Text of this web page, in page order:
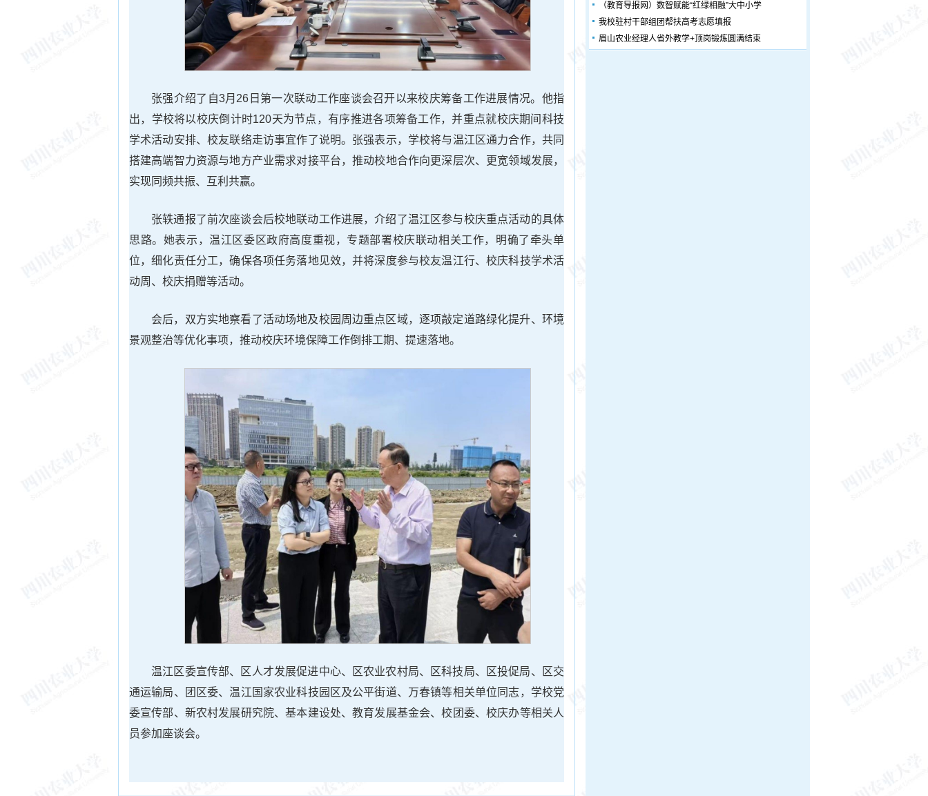
张强介绍了自3月26日第一次联动工作座谈会召开以来校庆筹备工作进展情况。他指
出，学校将以校庆倒计时120天为节点，有序推进各项筹备工作，并重点就校庆期间科技
学术活动安排、校友联络走访事宜作了说明。张强表示，学校将与温江区通力合作，共同
搭建高端智力资源与地方产业需求对接平台，推动校地合作向更深层次、更宽领域发展，
实现同频共振、互利共赢。
张轶通报了前次座谈会后校地联动工作进展，介绍了温江区参与校庆重点活动的具体
思路。她表示，温江区委区政府高度重视，专题部署校庆联动相关工作，明确了牵头单
位，细化责任分工，确保各项任务落地见效，并将深度参与校友温江行、校庆科技学术活
动周、校庆捐赠等活动。
会后，双方实地察看了活动场地及校园周边重点区域，逐项敲定道路绿化提升、环境
景观整治等优化事项，推动校庆环境保障工作倒排工期、提速落地。
温江区委宣传部、区人才发展促进中心、区农业农村局、区科技局、区投促局、区交
通运输局、团区委、温江国家农业科技园区及公平街道、万春镇等相关单位同志，学校党
委宣传部、新农村发展研究院、基本建设处、教育发展基金会、校团委、校庆办等相关人
员参加座谈会。
（教育导报网）数智赋能“红绿相融”大中小学
我校驻村干部组团帮扶高考志愿填报
眉山农业经理人省外教学+顶岗锻炼圆满结束